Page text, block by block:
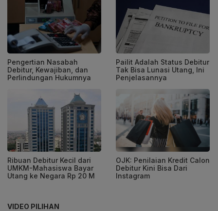
Pengertian Nasabah
Debitur, Kewajiban, dan
Perlindungan Hukumnya
Pailit Adalah Status Debitur
Tak Bisa Lunasi Utang, Ini
Penjelasannya
Ribuan Debitur Kecil dari
UMKM-Mahasiswa Bayar
Utang ke Negara Rp 20 M
OJK: Penilaian Kredit Calon
Debitur Kini Bisa Dari
Instagram
VIDEO PILIHAN